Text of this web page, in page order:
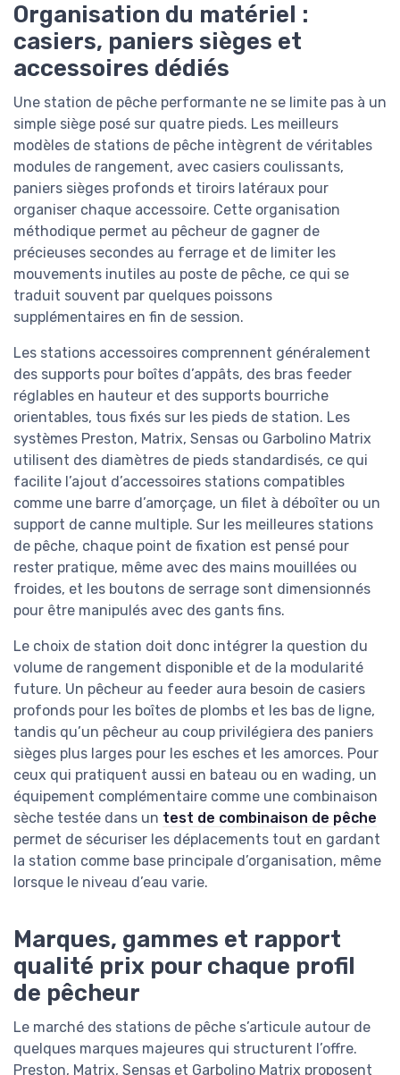
Organisation du matériel :
casiers, paniers sièges et
accessoires dédiés
Une station de pêche performante ne se limite pas à un
simple siège posé sur quatre pieds. Les meilleurs
modèles de stations de pêche intègrent de véritables
modules de rangement, avec casiers coulissants,
paniers sièges profonds et tiroirs latéraux pour
organiser chaque accessoire. Cette organisation
méthodique permet au pêcheur de gagner de
précieuses secondes au ferrage et de limiter les
mouvements inutiles au poste de pêche, ce qui se
traduit souvent par quelques poissons
supplémentaires en fin de session.
Les stations accessoires comprennent généralement
des supports pour boîtes d’appâts, des bras feeder
réglables en hauteur et des supports bourriche
orientables, tous fixés sur les pieds de station. Les
systèmes Preston, Matrix, Sensas ou Garbolino Matrix
utilisent des diamètres de pieds standardisés, ce qui
facilite l’ajout d’accessoires stations compatibles
comme une barre d’amorçage, un filet à déboîter ou un
support de canne multiple. Sur les meilleures stations
de pêche, chaque point de fixation est pensé pour
rester pratique, même avec des mains mouillées ou
froides, et les boutons de serrage sont dimensionnés
pour être manipulés avec des gants fins.
Le choix de station doit donc intégrer la question du
volume de rangement disponible et de la modularité
future. Un pêcheur au feeder aura besoin de casiers
profonds pour les boîtes de plombs et les bas de ligne,
tandis qu’un pêcheur au coup privilégiera des paniers
sièges plus larges pour les esches et les amorces. Pour
ceux qui pratiquent aussi en bateau ou en wading, un
équipement complémentaire comme une combinaison
sèche testée dans un test de combinaison de pêche
permet de sécuriser les déplacements tout en gardant
la station comme base principale d’organisation, même
lorsque le niveau d’eau varie.
Marques, gammes et rapport
qualité prix pour chaque profil
de pêcheur
Le marché des stations de pêche s’articule autour de
quelques marques majeures qui structurent l’offre.
Preston, Matrix, Sensas et Garbolino Matrix proposent